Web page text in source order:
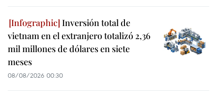
Inversión total de
vietnam en el extranjero totalizó 2,36
mil millones de dólares en siete
meses
08/08/2026 00:30